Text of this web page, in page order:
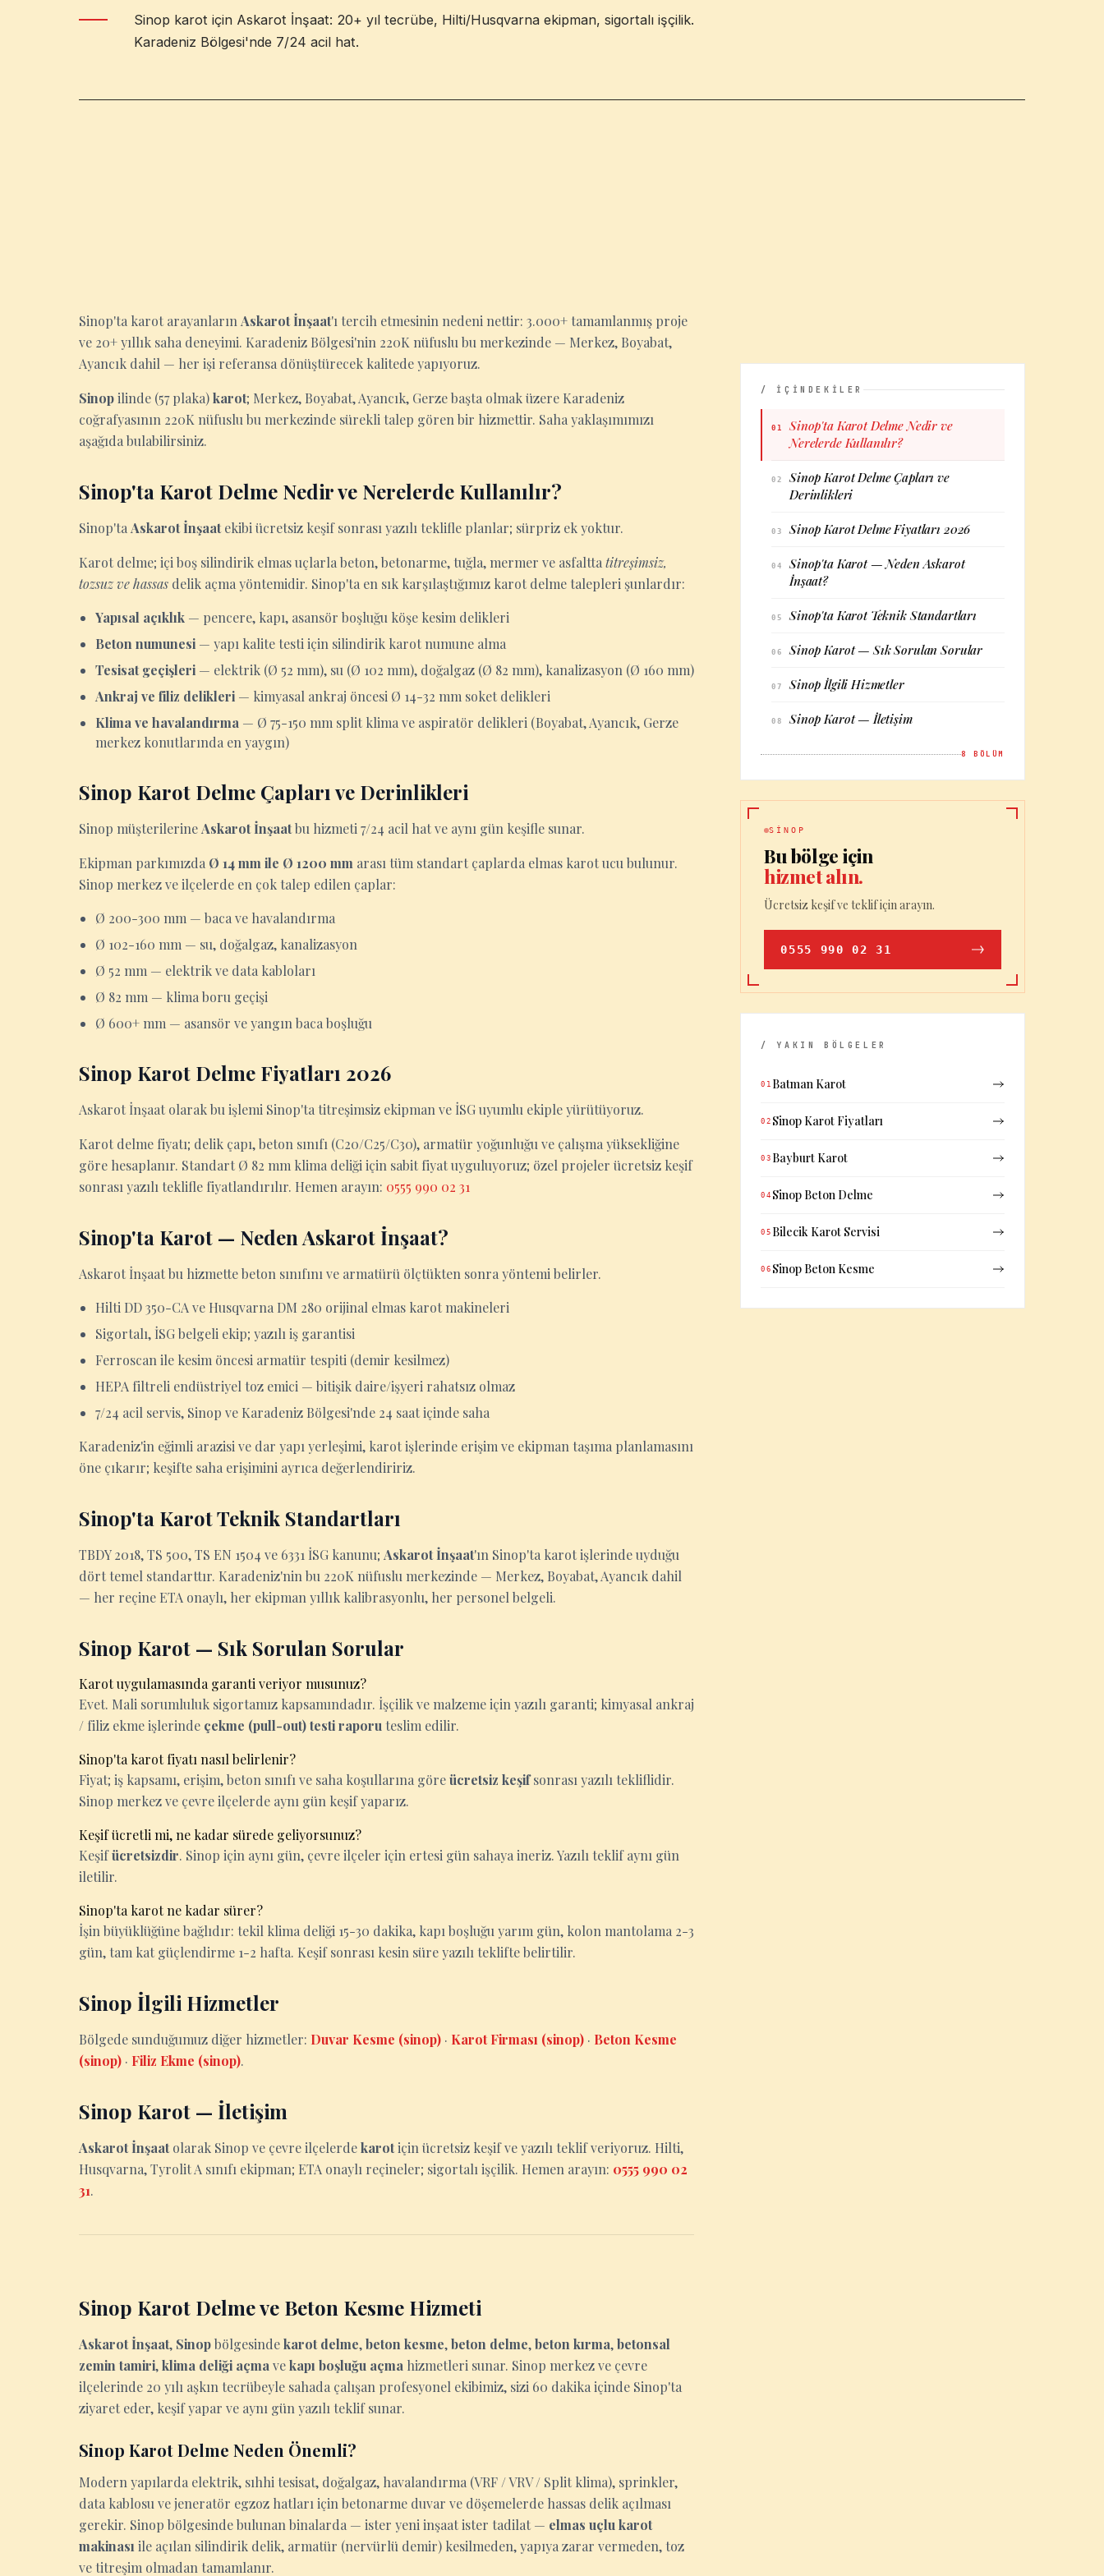
Sinop karot için Askarot İnşaat: 20+ yıl tecrübe, Hilti/Husqvarna ekipman, sigortalı işçilik.
Karadeniz Bölgesi'nde 7/24 acil hat.
Sinop'ta karot arayanların Askarot İnşaat'ı tercih etmesinin nedeni nettir: 3.000+ tamamlanmış proje
ve 20+ yıllık saha deneyimi. Karadeniz Bölgesi'nin 220K nüfuslu bu merkezinde — Merkez, Boyabat,
Ayancık dahil — her işi referansa dönüştürecek kalitede yapıyoruz.
Sinopilinde (57 plaka)karot; Merkez, Boyabat, Ayancık, Gerze başta olmak üzere Karadeniz
coğrafyasının 220K nüfuslu bu merkezinde sürekli talep gören bir hizmettir. Saha yaklaşımımızı
aşağıda bulabilirsiniz.
Sinop'ta Karot Delme Nedir ve Nerelerde Kullanılır?
Sinop'ta Askarot İnşaatekibi ücretsiz keşif sonrası yazılı teklifle planlar; sürpriz ek yoktur.
Karot delme; içi boş silindirik elmas uçlarla beton, betonarme, tuğla, mermer ve asfaltta titreşimsiz,
tozsuz ve hassas delik açma yöntemidir. Sinop'ta en sık karşılaştığımız karot delme talepleri şunlardır:
Yapısal açıklık — pencere, kapı, asansör boşluğu köşe kesim delikleri
Beton numunesi — yapı kalite testi için silindirik karot numune alma
Tesisat geçişleri — elektrik (Ø 52 mm), su (Ø 102 mm), doğalgaz (Ø 82 mm), kanalizasyon (Ø 160 mm)
Ankraj ve filiz delikleri — kimyasal ankraj öncesi Ø 14-32 mm soket delikleri
Klima ve havalandırma — Ø 75-150 mm split klima ve aspiratör delikleri (Boyabat, Ayancık, Gerze
merkez konutlarında en yaygın)
Sinop Karot Delme Çapları ve Derinlikleri
Sinop müşterilerineAskarot İnşaatbu hizmeti 7/24 acil hat ve aynı gün keşifle sunar.
Ekipman parkımızda Ø 14 mm ile Ø 1200 mm arası tüm standart çaplarda elmas karot ucu bulunur.
Sinop merkez ve ilçelerde en çok talep edilen çaplar:
Ø 200-300 mm — baca ve havalandırma
Ø 102-160 mm — su, doğalgaz, kanalizasyon
Ø 52 mm — elektrik ve data kabloları
Ø 82 mm — klima boru geçişi
Ø 600+ mm — asansör ve yangın baca boşluğu
Sinop Karot Delme Fiyatları 2026
Askarot İnşaat olarak bu işlemi Sinop'ta titreşimsiz ekipman ve İSG uyumlu ekiple yürütüyoruz.
Karot delme fiyatı; delik çapı, beton sınıfı (C20/C25/C30), armatür yoğunluğu ve çalışma yüksekliğine
göre hesaplanır. Standart Ø 82 mm klima deliği için sabit fiyat uyguluyoruz; özel projeler ücretsiz keşif
sonrası yazılı teklifle fiyatlandırılır. Hemen arayın: 0555 990 02 31
Sinop'ta Karot — Neden Askarot İnşaat?
Askarot İnşaat bu hizmette beton sınıfını ve armatürü ölçtükten sonra yöntemi belirler.
Hilti DD 350-CA ve Husqvarna DM 280 orijinal elmas karot makineleri
Sigortalı, İSG belgeli ekip; yazılı iş garantisi
Ferroscan ile kesim öncesi armatür tespiti (demir kesilmez)
HEPA filtreli endüstriyel toz emici — bitişik daire/işyeri rahatsız olmaz
7/24 acil servis, Sinop ve Karadeniz Bölgesi'nde 24 saat içinde saha
Karadeniz'in eğimli arazisi ve dar yapı yerleşimi, karot işlerinde erişim ve ekipman taşıma planlamasını
öne çıkarır; keşifte saha erişimini ayrıca değerlendiririz.
Sinop'ta Karot Teknik Standartları
TBDY 2018, TS 500, TS EN 1504 ve 6331 İSG kanunu; Askarot İnşaat'ın Sinop'ta karot işlerinde uyduğu
dört temel standarttır. Karadeniz'nin bu 220K nüfuslu merkezinde — Merkez, Boyabat, Ayancık dahil
— her reçine ETA onaylı, her ekipman yıllık kalibrasyonlu, her personel belgeli.
Sinop Karot — Sık Sorulan Sorular
Karot uygulamasında garanti veriyor musunuz?
Evet. Mali sorumluluk sigortamız kapsamındadır. İşçilik ve malzeme için yazılı garanti; kimyasal ankraj
/ filiz ekme işlerinde çekme (pull-out) testi raporu teslim edilir.
Sinop'ta karot fiyatı nasıl belirlenir?
Fiyat; iş kapsamı, erişim, beton sınıfı ve saha koşullarına göreücretsiz keşifsonrası yazılı tekliflidir.
Sinop merkez ve çevre ilçelerde aynı gün keşif yaparız.
Keşif ücretli mi, ne kadar sürede geliyorsunuz?
Keşifücretsizdir. Sinop için aynı gün, çevre ilçeler için ertesi gün sahaya ineriz. Yazılı teklif aynı gün
iletilir.
Sinop'ta karot ne kadar sürer?
İşin büyüklüğüne bağlıdır: tekil klima deliği 15-30 dakika, kapı boşluğu yarım gün, kolon mantolama 2-3
gün, tam kat güçlendirme 1-2 hafta. Keşif sonrası kesin süre yazılı teklifte belirtilir.
Sinop İlgili Hizmetler
Bölgede sunduğumuz diğer hizmetler: Duvar Kesme (sinop) · Karot Firması (sinop) · Beton Kesme
(sinop) · Filiz Ekme (sinop).
Sinop Karot — İletişim
Askarot İnşaatolarak Sinop ve çevre ilçelerdekarotiçin ücretsiz keşif ve yazılı teklif veriyoruz. Hilti,
Husqvarna, Tyrolit A sınıfı ekipman; ETA onaylı reçineler; sigortalı işçilik. Hemen arayın: 0555 990 02
31.
Sinop Karot Delme ve Beton Kesme Hizmeti
Askarot İnşaat, Sinopbölgesindekarot delme,beton kesme,beton delme,beton kırma,betonsal
zemin tamiri,klima deliği açma vekapı boşluğu açma hizmetleri sunar. Sinop merkez ve çevre
ilçelerinde 20 yılı aşkın tecrübeyle sahada çalışan profesyonel ekibimiz, sizi 60 dakika içinde Sinop'ta
ziyaret eder, keşif yapar ve aynı gün yazılı teklif sunar.
Sinop Karot Delme Neden Önemli?
Modern yapılarda elektrik, sıhhi tesisat, doğalgaz, havalandırma (VRF / VRV / Split klima), sprinkler,
data kablosu ve jeneratör egzoz hatları için betonarme duvar ve döşemelerde hassas delik açılması
gerekir. Sinop bölgesinde bulunan binalarda — ister yeni inşaat ister tadilat — elmas uçlu karot
makinası ile açılan silindirik delik, armatür (nervürlü demir) kesilmeden, yapıya zarar vermeden, toz
ve titreşim olmadan tamamlanır.
/ İÇİNDEKİLER
01
Sinop'ta Karot Delme Nedir ve
Nerelerde Kullanılır?
02
Sinop Karot Delme Çapları ve
Derinlikleri
03 Sinop Karot Delme Fiyatları 2026
04
Sinop'ta Karot — Neden Askarot
İnşaat?
05 Sinop'ta Karot Teknik Standartları
06 Sinop Karot — Sık Sorulan Sorular
07 Sinop İlgili Hizmetler
08 Sinop Karot — İletişim
8 BÖLÜM
SINOP
Bu bölge için
hizmet alın.
Ücretsiz keşif ve teklif için arayın.
0555 990 02 31
/ YAKIN BÖLGELER
01 Batman Karot
02 Sinop Karot Fiyatları
03 Bayburt Karot
04 Sinop Beton Delme
05 Bilecik Karot Servisi
06 Sinop Beton Kesme